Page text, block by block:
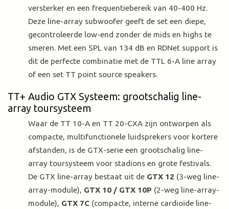
versterker en een frequentiebereik van 40-400 Hz.
Deze line-array subwoofer geeft de set een diepe,
gecontroleerde low-end zonder de mids en highs te
smeren. Met een SPL van 134 dB en RDNet support is
dit de perfecte combinatie met de TTL 6-A line array
of een set TT point source speakers.
TT+ Audio GTX Systeem: grootschalig line-
array toursysteem
Waar de TT 10-A en TT 20-CXA zijn ontworpen als
compacte, multifunctionele luidsprekers voor kortere
afstanden, is de GTX-serie een grootschalig line-
array toursysteem voor stadions en grote festivals.
De GTX line-array bestaat uit de GTX 12 (3-weg line-
array-module), GTX 10 / GTX 10P (2-weg line-array-
module), GTX 7C (compacte, interne cardioïde line-